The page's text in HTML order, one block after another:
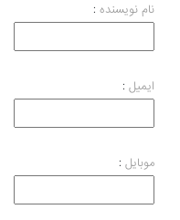
نام نویسنده:
ایمیل:
موبایل: